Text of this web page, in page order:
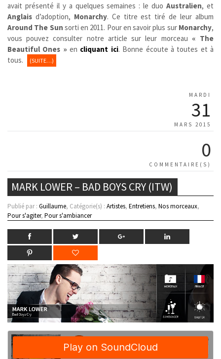
avait présenté il y a quelques semaines : le duoAustralien, et
Anglais d’adoption, Monarchy. Ce titre est tiré de leur album
Around The Sun sorti en 2011. Pour en savoir plus sur Monarchy,
vous pouvez consulter notre article sur leur morceau « The
Beautiful Ones » en cliquant ici. Bonne écoute à toutes et à
tous.
(SUITE…)
MARDI
31
MARS 2015
0
COMMENTAIRE(S)
MARK LOWER – BAD BOYS CRY (ITW)
Publié par : Guillaume, Catégorie(s) : Artistes, Entretiens, Nos morceaux,
Pour s'agiter, Pour s'ambiancer